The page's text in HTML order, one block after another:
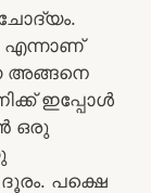
എന്നാണ്
അങ്ങനെ
ഇപ്പോൾ
ഒരു
ദൂരം. പക്ഷെ